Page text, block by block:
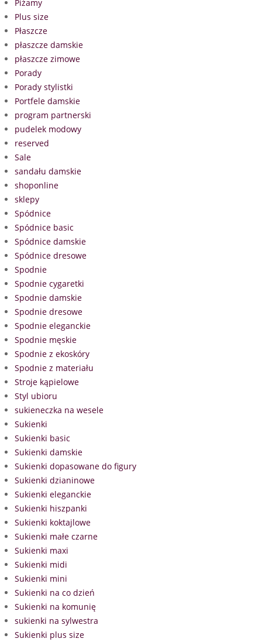
Piżamy
Plus size
Płaszcze
płaszcze damskie
płaszcze zimowe
Porady
Porady stylistki
Portfele damskie
program partnerski
pudelek modowy
reserved
Sale
sandału damskie
shoponline
sklepy
Spódnice
Spódnice basic
Spódnice damskie
Spódnice dresowe
Spodnie
Spodnie cygaretki
Spodnie damskie
Spodnie dresowe
Spodnie eleganckie
Spodnie męskie
Spodnie z ekoskóry
Spodnie z materiału
Stroje kąpielowe
Styl ubioru
sukieneczka na wesele
Sukienki
Sukienki basic
Sukienki damskie
Sukienki dopasowane do figury
Sukienki dzianinowe
Sukienki eleganckie
Sukienki hiszpanki
Sukienki koktajlowe
Sukienki małe czarne
Sukienki maxi
Sukienki midi
Sukienki mini
Sukienki na co dzień
Sukienki na komunię
sukienki na sylwestra
Sukienki plus size